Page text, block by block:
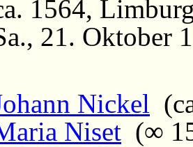
1564,
21. Oktober
Nickel
Niset (∞